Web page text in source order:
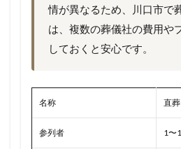
情が異なるため、川口市で
は、複数の葬儀社の費用や
しておくと安心です。
名称 直葬
参列者 1〜